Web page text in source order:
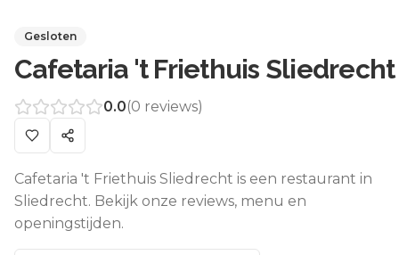
Gesloten
Cafetaria 't Friethuis Sliedrecht
0.0(0 reviews)
Cafetaria 't Friethuis Sliedrecht is een restaurant in
Sliedrecht. Bekijk onze reviews, menu en
openingstijden.